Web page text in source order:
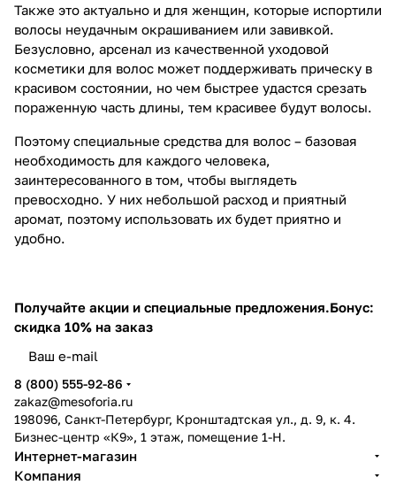
Также это актуально и для женщин, которые испортили
волосы неудачным окрашиванием или завивкой.
Безусловно, арсенал из качественной уходовой
косметики для волос может поддерживать прическу в
красивом состоянии, но чем быстрее удастся срезать
пораженную часть длины, тем красивее будут волосы.
Поэтому специальные средства для волос – базовая
необходимость для каждого человека,
заинтересованного в том, чтобы выглядеть
превосходно. У них небольшой расход и приятный
аромат, поэтому использовать их будет приятно и
удобно.
Получайте акции и специальные предложения.Бонус:
скидка 10% на заказ
8 (800) 555-92-86
zakaz@mesoforia.ru
198096, Санкт-Петербург, Кронштадтская ул., д. 9, к. 4.
Бизнес-центр «К9», 1 этаж, помещение 1-Н.
Интернет-магазин
Компания